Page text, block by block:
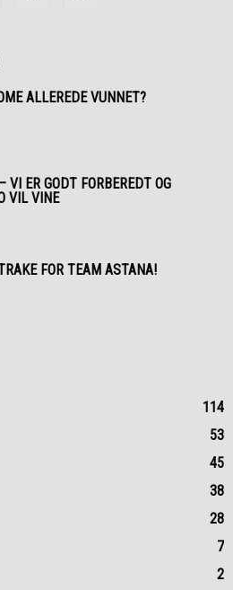
ALLEREDE VUNNET?
VI ER GODT FORBEREDT OG
VIL VINE
FOR TEAM ASTANA!
114
53
45
38
28
7
2